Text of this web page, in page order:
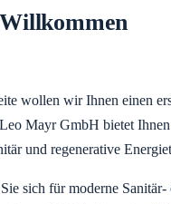
wollen wir Ihnen einen
Mayr GmbH bietet
und regenerative
sich für moderne